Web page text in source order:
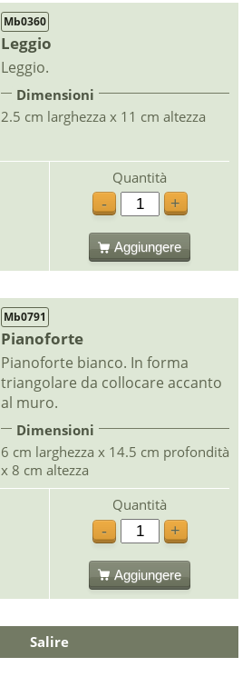
Mb0360
Leggio
Leggio.
Dimensioni
2.5 cm larghezza x 11 cm altezza
Quantità
-
+
Aggiungere
Mb0791
Pianoforte
Pianoforte bianco. In forma
triangolare da collocare accanto
al muro.
Dimensioni
6 cm larghezza x 14.5 cm profondità
x 8 cm altezza
Quantità
-
+
Aggiungere
Salire